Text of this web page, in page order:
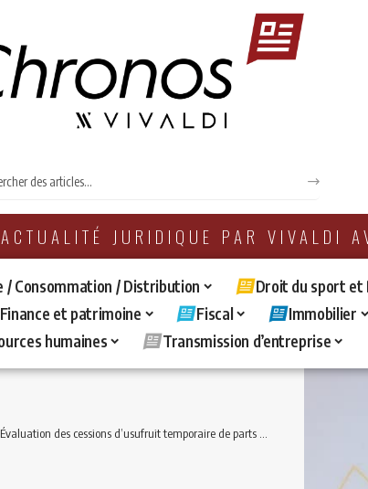
JURIDIQUE PAR VIVALDI
/ Consommation / Distribution
Droit du sport et
Finance et patrimoine Fiscal
Immobilier
humaines Transmission d’entreprise
Évaluation des cessions d’usufruit temporaire de parts sociales : la prise en compte des distributions prévisionnelles